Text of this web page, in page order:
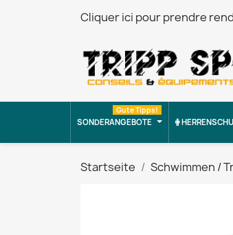
Cliquer ici pour prendre
SONDERANGEBOTE
Gute Tipps!
Startseite Schwimmen /